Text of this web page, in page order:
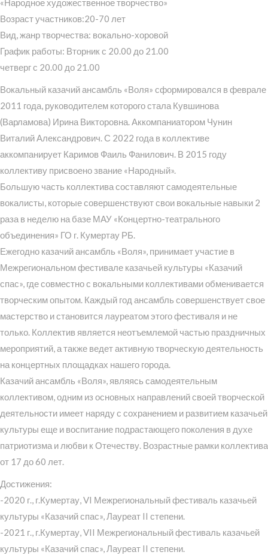
«Народное художественное творчество»
Возраст участников:20-70 лет
Вид, жанр творчества: вокально-хоровой
График работы: Вторник с 20.00 до 21.00
четверг с 20.00 до 21.00
Вокальный казачий ансамбль «Воля» сформировался в феврале
2011 года, руководителем которого стала Кувшинова
(Варламова) Ирина Викторовна. Аккомпаниатором Чунин
Виталий Александрович. С 2022 года в коллективе
аккомпанирует Каримов Фаиль Фанилович. В 2015 году
коллективу присвоено звание «Народный».
Большую часть коллектива составляют самодеятельные
вокалисты, которые совершенствуют свои вокальные навыки 2
раза в неделю на базе МАУ «Концертно-театрального
объединения» ГО г. Кумертау РБ.
Ежегодно казачий ансамбль «Воля», принимает участие в
Межрегиональном фестивале казачьей культуры «Казачий
спас», где совместно с вокальными коллективами обменивается
творческим опытом. Каждый год ансамбль совершенствует свое
мастерство и становится лауреатом этого фестиваля и не
только. Коллектив является неотъемлемой частью праздничных
мероприятий, а также ведет активную творческую деятельность
на концертных площадках нашего города.
Казачий ансамбль «Воля», являясь самодеятельным
коллективом, одним из основных направлений своей творческой
деятельности имеет наряду с сохранением и развитием казачьей
культуры еще и воспитание подрастающего поколения в духе
патриотизма и любви к Отечеству. Возрастные рамки коллектива
от 17 до 60 лет.
Достижения:
-2020 г., г.Кумертау, VI Межрегиональный фестиваль казачьей
культуры «Казачий спас», Лауреат II степени.
-2021 г., г.Кумертау, VII Межрегиональный фестиваль казачьей
культуры «Казачий спас», Лауреат II степени.